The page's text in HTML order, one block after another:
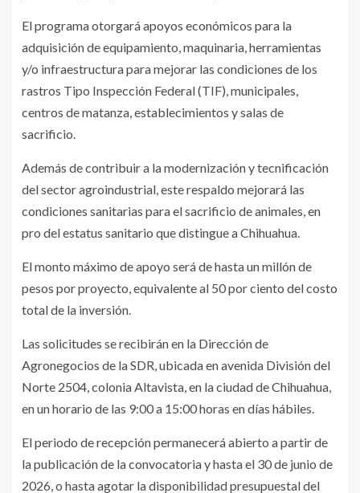
El programa otorgará apoyos económicos para la
adquisición de equipamiento, maquinaria, herramientas
y/o infraestructura para mejorar las condiciones de los
rastros Tipo Inspección Federal (TIF), municipales,
centros de matanza, establecimientos y salas de
sacrificio.
Además de contribuir a la modernización y tecnificación
del sector agroindustrial, este respaldo mejorará las
condiciones sanitarias para el sacrificio de animales, en
pro del estatus sanitario que distingue a Chihuahua.
El monto máximo de apoyo será de hasta un millón de
pesos por proyecto, equivalente al 50 por ciento del costo
total de la inversión.
Las solicitudes se recibirán en la Dirección de
Agronegocios de la SDR, ubicada en avenida División del
Norte 2504, colonia Altavista, en la ciudad de Chihuahua,
en un horario de las 9:00 a 15:00 horas en días hábiles.
El periodo de recepción permanecerá abierto a partir de
la publicación de la convocatoria y hasta el 30 de junio de
2026, o hasta agotar la disponibilidad presupuestal del